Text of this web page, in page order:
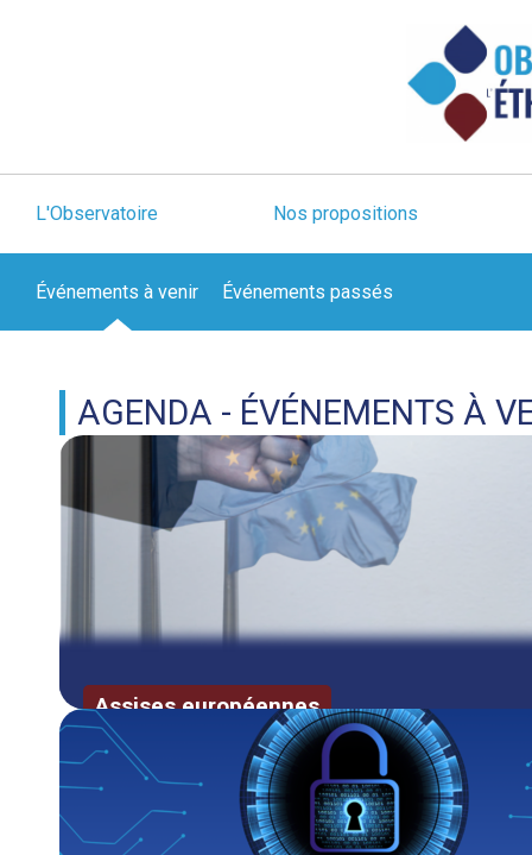
L'Observatoire Nos propositions
Événements à venir Événements passés
AGENDA - ÉVÉNEMENTS À
Assises européennes
LES ASSISES EUROPÉENNES
Le 9 septembre 2026 à Bruxelles
Registration Form – Remplir le formulaire